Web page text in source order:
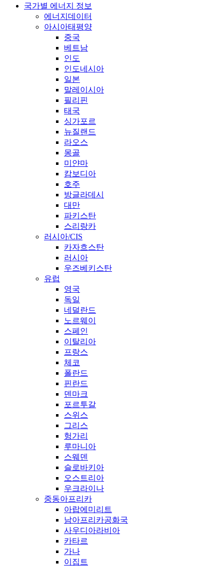
국가별 에너지 정보
에너지데이터
아시아태평양
중국
베트남
인도
인도네시아
일본
말레이시아
필리핀
태국
싱가포르
뉴질랜드
라오스
몽골
미얀마
캄보디아
호주
방글라데시
대만
파키스탄
스리랑카
러시아/CIS
카자흐스탄
러시아
우즈베키스탄
유럽
영국
독일
네덜란드
노르웨이
스페인
이탈리아
프랑스
체코
폴란드
핀란드
덴마크
포르투갈
스위스
그리스
헝가리
루마니아
스웨덴
슬로바키아
오스트리아
우크라이나
중동아프리카
아랍에미리트
남아프리카공화국
사우디아라비아
카타르
가나
이집트